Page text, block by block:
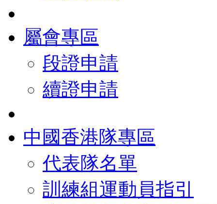
屬會專區
段證申請
續證申請
中國香港隊專區
代表隊名單
訓練組運動員指引